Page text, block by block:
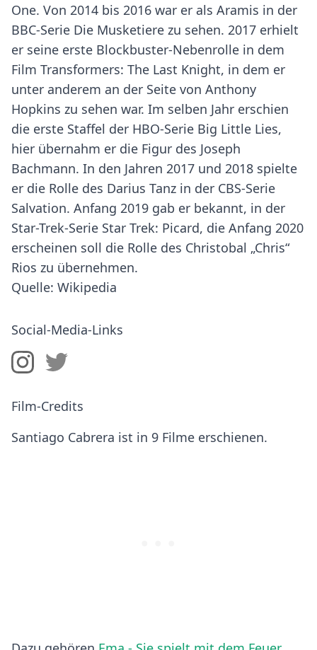
One. Von 2014 bis 2016 war er als Aramis in der
BBC-Serie Die Musketiere zu sehen. 2017 erhielt
er seine erste Blockbuster-Nebenrolle in dem
Film Transformers: The Last Knight, in dem er
unter anderem an der Seite von Anthony
Hopkins zu sehen war. Im selben Jahr erschien
die erste Staffel der HBO-Serie Big Little Lies,
hier übernahm er die Figur des Joseph
Bachmann. In den Jahren 2017 und 2018 spielte
er die Rolle des Darius Tanz in der CBS-Serie
Salvation. Anfang 2019 gab er bekannt, in der
Star-Trek-Serie Star Trek: Picard, die Anfang 2020
erscheinen soll die Rolle des Christobal „Chris“
Rios zu übernehmen.
Quelle: Wikipedia
Social-Media-Links
Film-Credits
Santiago Cabrera ist in 9 Filme erschienen.